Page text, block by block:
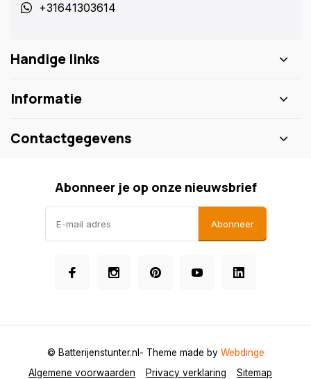
+31641303614
Handige links
Informatie
Contactgegevens
Abonneer je op onze nieuwsbrief
Abonneer
Algemene voorwaarden Privacy verklaring Sitemap
© Batterijenstunter.nl - Theme made by Webdinge